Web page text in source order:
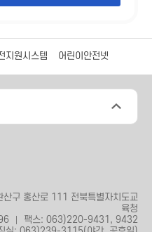
지원시스템 어린이안전넷
구 홍산로 111 전북특별자치도교
육청
팩스: 063)220-9431, 9432